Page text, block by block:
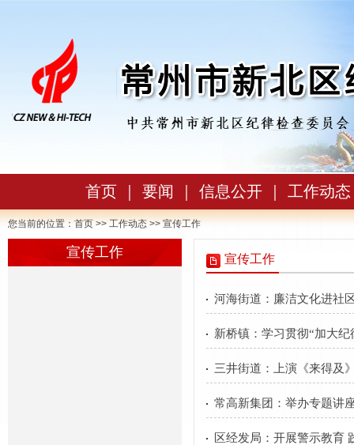
首页 要闻 信息公开 工作动态
您当前的位置： 首页 >> 工作动态 >> 宣传工作
宣传工作 宣传工作
河海街道：廉洁文化进社
新桥镇：学习贯彻“加大
三井街道：上演《来得及
常高新集团：举办专题讲
区经发局：开展警示教育